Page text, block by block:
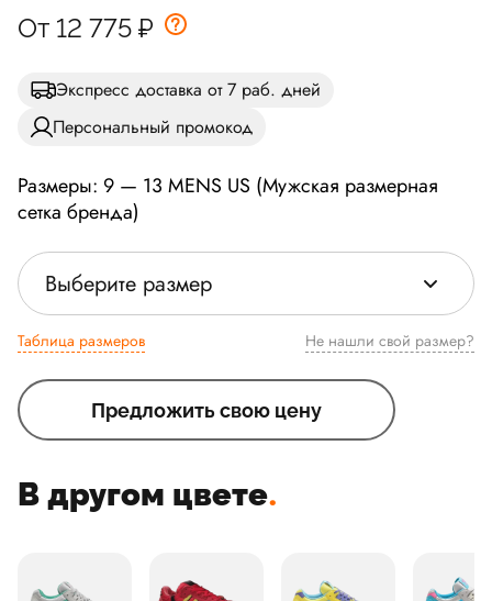
От 12 775 ₽
Экспресс доставка от 7 раб. дней
Персональный промокод
Размеры: 9 — 13 MENS US (Мужская размерная
сетка бренда)
Выберите размер
Таблица размеров Не нашли свой размер?
Предложить свою цену
В другом цвете.